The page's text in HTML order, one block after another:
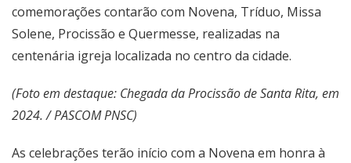
comemorações contarão com Novena, Tríduo, Missa
Solene, Procissão e Quermesse, realizadas na
centenária igreja localizada no centro da cidade.
(Foto em destaque: Chegada da Procissão de Santa Rita, em
2024. / PASCOM PNSC)
As celebrações terão início com a Novena em honra à